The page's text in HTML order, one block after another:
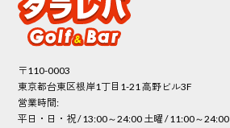
〒110-0003
東京都台東区根岸1丁目1-21 高野ビル3F
営業時間:
平日・日・祝 / 13:00～24:00 土曜 / 11:00～24:00